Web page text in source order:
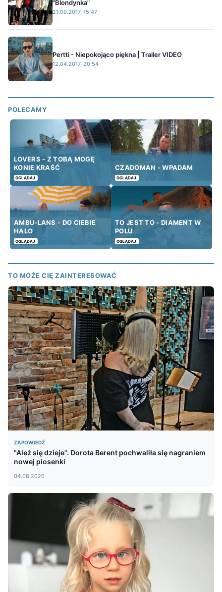
"Blondynka"
21.09.2017, 15:47
Pertti - Niepokojąco piękna | Trailer VIDEO
12.04.2017, 20:54
POLECAMY
LOVERS - Z TOBĄ MOGĘ
KONIE KRAŚĆ
OGLĄDAJ
CZADOMAN - WPADAM
OGLĄDAJ
AMBU-LANS - DO CIEBIE
HALO
OGLĄDAJ
TO JEST TO - DIAMENT W
POLU
OGLĄDAJ
TO MOŻE CIĘ ZAINTERESOWAĆ
ZAPOWIEDŹ
"Ależ się dzieje". Dorota Berent pochwaliła się nagraniem
nowej piosenki
04.08.2026